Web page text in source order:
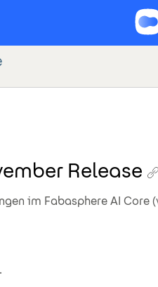
Release
im Fabasphere AI